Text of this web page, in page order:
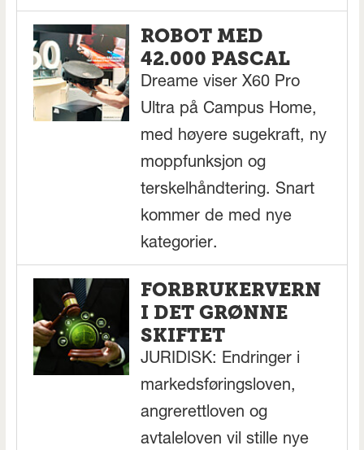
ROBOT MED
42.000 PASCAL
Dreame viser X60 Pro
Ultra på Campus Home,
med høyere sugekraft, ny
moppfunksjon og
terskelhåndtering. Snart
kommer de med nye
kategorier.
FORBRUKERVERN
I DET GRØNNE
SKIFTET
JURIDISK: Endringer i
markedsføringsloven,
angrerettloven og
avtaleloven vil stille nye